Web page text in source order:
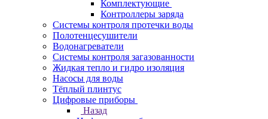
Комплектующие
Контроллеры заряда
Системы контроля протечки воды
Полотенцесушители
Водонагреватели
Системы контроля загазованности
Жидкая тепло и гидро изоляция
Насосы для воды
Тёплый плинтус
Цифровые приборы
Назад